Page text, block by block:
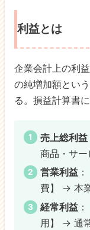
利益とは
企業会計上の利
の純増加額とい
る。損益計算書
売上総利益
商品・サ
営業利益
費】 → 本
経常利益
用】 → 通